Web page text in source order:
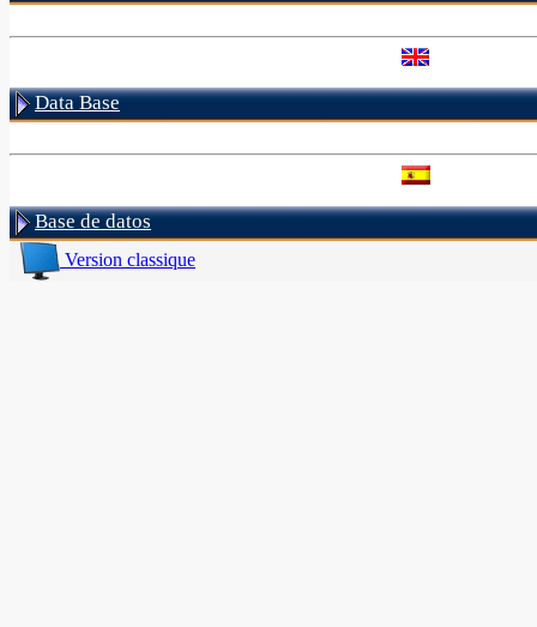
Data Base
Base de datos
Version classique